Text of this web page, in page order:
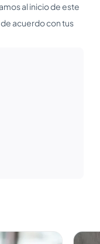
al inicio de este
acuerdo con tus
Ver